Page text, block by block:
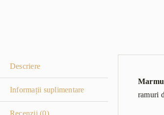
Descriere
Informații suplimentare
Recenzii (0)
ramuri